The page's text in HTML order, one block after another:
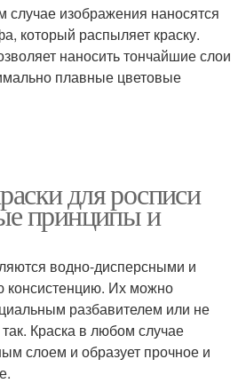
изображения наносятся
который распыляет краску.
наносить тончайшие слои
плавные цветовые
для росписи
принципы и
водно-дисперсными и
консистенцию. Их можно
разбавителем или не
так. Краска в любом случае
слоем и образует прочное и